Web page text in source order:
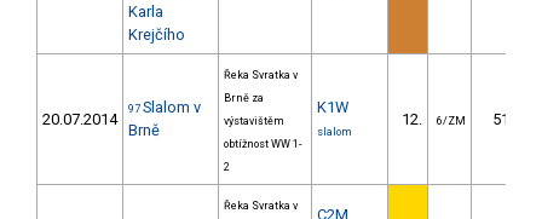
Karla
Krejčího
20.07.2014
97 Slalom v
Brně
Řeka Svratka v
Brně za
výstavištěm
obtížnost WW 1-
2
K1W
slalom
12. 6/ZM 51.50
Řeka Svratka v
C2M